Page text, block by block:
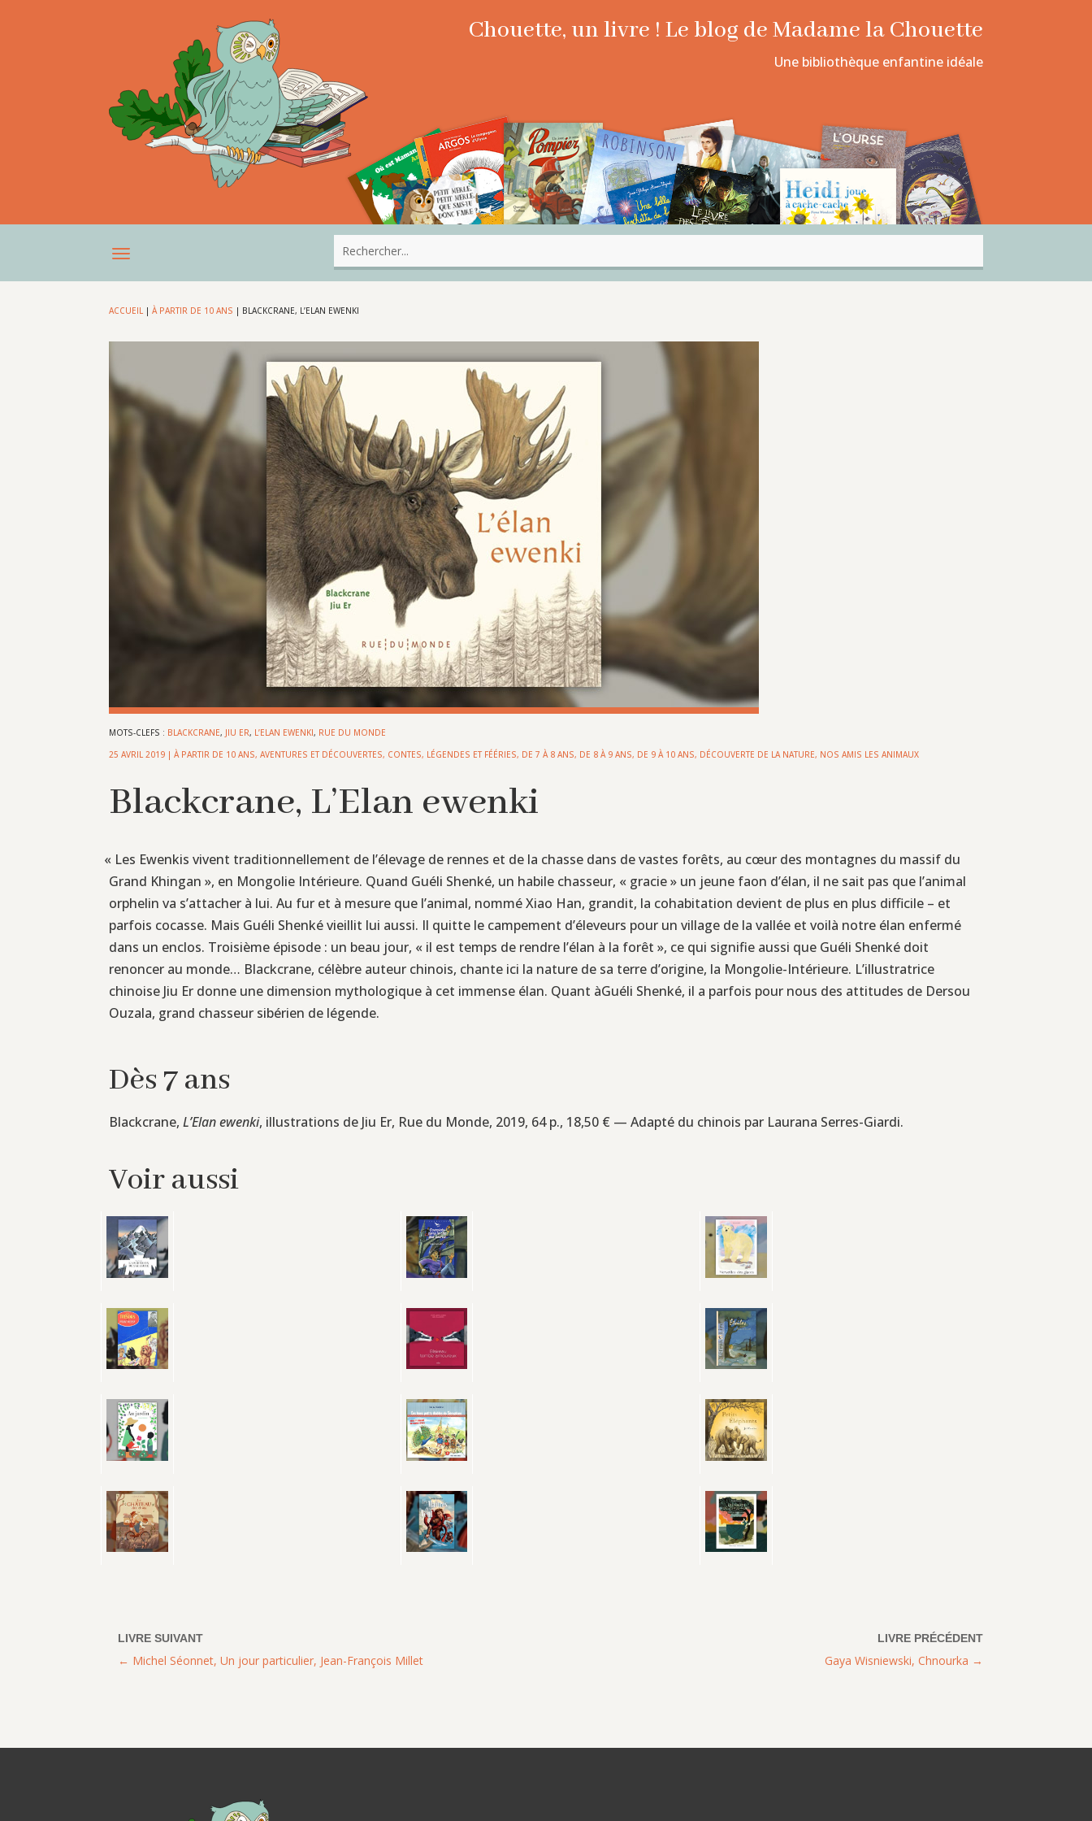
Chouette, un livre ! Le blog de Madame la Chouette
Une bibliothèque enfantine idéale
ACCUEIL |À PARTIR DE 10 ANS | BLACKCRANE, L’ELAN EWENKI
MOTS-CLEFS : BLACKCRANE, JIU ER, L’ELAN EWENKI, RUE DU MONDE
25 AVRIL 2019 |À PARTIR DE 10 ANS,AVENTURES ET DÉCOUVERTES, CONTES, LÉGENDES ET FÉÉRIES, DE 7 À 8 ANS, DE 8 À 9 ANS, DE 9 À 10 ANS, DÉCOUVERTE DE LA NATURE, NOS AMIS LES ANIMAUX
Blackcrane, L’Elan ewenki
« Les Ewenkis vivent traditionnellement de l’élevage de rennes et de la chasse dans de vastes forêts, au cœur des montagnes du massif du
Grand Khingan », en Mongolie Intérieure. Quand Guéli Shenké, un habile chasseur, « gracie » un jeune faon d’élan, il ne sait pas que l’animal
orphelin va s’attacher à lui. Au fur et à mesure que l’animal, nommé Xiao Han, grandit, la cohabitation devient de plus en plus difficile – et
parfois cocasse. Mais Guéli Shenké vieillit lui aussi. Il quitte le campement d’éleveurs pour un village de la vallée et voilà notre élan enfermé
dans un enclos. Troisième épisode : un beau jour, « il est temps de rendre l’élan à la forêt », ce qui signifie aussi que Guéli Shenké doit
renoncer au monde… Blackcrane, célèbre auteur chinois, chante ici la nature de sa terre d’origine, la Mongolie-Intérieure. L’illustratrice
chinoise Jiu Er donne une dimension mythologique à cet immense élan. Quant àGuéli Shenké, il a parfois pour nous des attitudes de Dersou
Ouzala, grand chasseur sibérien de légende.
Dès 7 ans
Blackcrane,L’Elan ewenki, illustrations de Jiu Er, Rue du Monde, 2019, 64 p., 18,50 € — Adapté du chinois par Laurana Serres-Giardi.
Voir aussi
Gaya Wisniewski, Chnourka
Michel Séonnet, Un jour particulier, Jean-François Millet